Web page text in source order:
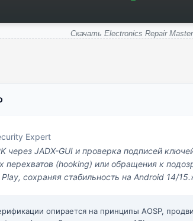
Скачать Electronics Repair Master
Expert
через JADX-GUI и проверка подписей
перехватов (hooking) или обращения к
сохраняя стабильность на Android 14/
опирается на принципы AOSP,